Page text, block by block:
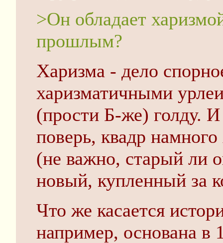
>Он обладает
прошлым?
Харизма - дело
харизматичными
(прости Б-же) голду.
поверь, квадр
(не важно, старый ли
новый, купленный за
Что же касается
например, основана в